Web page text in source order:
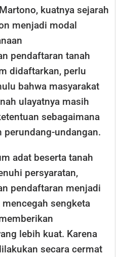
kuatnya sejarah
menjadi modal
pendaftaran tanah
didaftarkan, perlu
bahwa masyarakat
ulayatnya masih
sebagaimana
undangan.
adat beserta tanah
persyaratan,
pendaftaran menjadi
sengketa
lebih kuat. Karena
secara cermat